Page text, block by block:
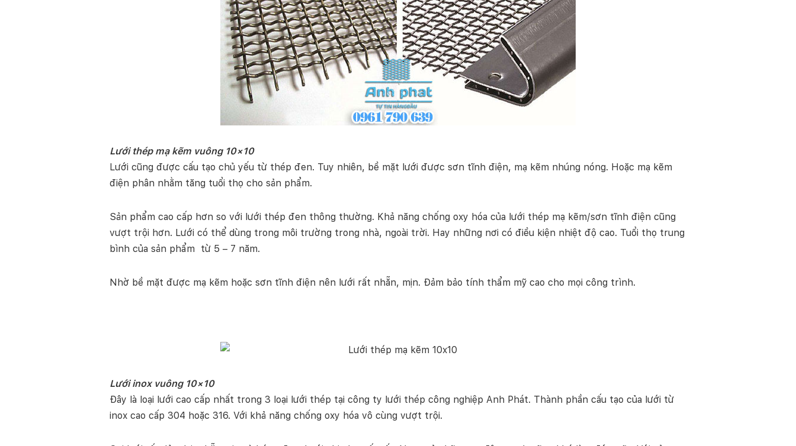
Lưới thép mạ kẽm vuông 10×10
Lưới cũng được cấu tạo chủ yếu từ thép đen. Tuy nhiên, bề mặt lưới được sơn tĩnh điện, mạ kẽm nhúng nóng. Hoặc mạ kẽm
điện phân nhằm tăng tuổi thọ cho sản phẩm.
Sản phẩm cao cấp hơn so với lưới thép đen thông thường. Khả năng chống oxy hóa của lưới thép mạ kẽm/sơn tĩnh điện cũng
vượt trội hơn. Lưới có thể dùng trong môi trường trong nhà, ngoài trời. Hay những nơi có điều kiện nhiệt độ cao. Tuổi thọ trung
bình của sản phẩm từ 5 – 7 năm.
Nhờ bề mặt được mạ kẽm hoặc sơn tĩnh điện nên lưới rất nhẵn, mịn. Đảm bảo tính thẩm mỹ cao cho mọi công trình.
Lưới inox vuông 10×10
Đây là loại lưới cao cấp nhất trong 3 loại lưới thép tại công ty lưới thép công nghiệp Anh Phát. Thành phần cấu tạo của lưới từ
inox cao cấp 304 hoặc 316. Với khả năng chống oxy hóa vô cùng vượt trội.